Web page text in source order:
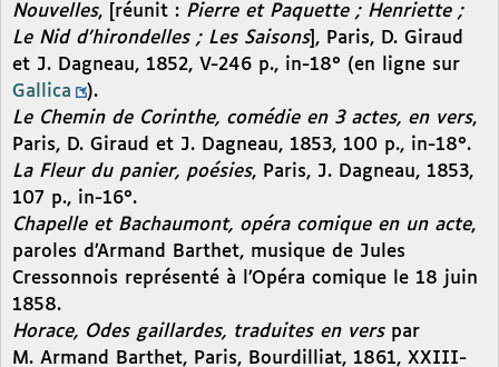
Nouvelles, [réunit : Pierre et Paquette ; Henriette ;
Le Nid d’hirondelles ; Les Saisons], Paris, D. Giraud
et J. Dagneau, 1852, V-246 p., in-18° (en ligne sur
Gallica
).
Le Chemin de Corinthe, comédie en 3 actes, en vers,
Paris, D. Giraud et J. Dagneau, 1853, 100 p., in-18°.
La Fleur du panier, poésies, Paris, J. Dagneau, 1853,
107 p., in-16°.
Chapelle et Bachaumont, opéra comique en un acte,
paroles d’Armand Barthet, musique de Jules
Cressonnois représenté à l’Opéra comique le 18 juin
1858.
Horace, Odes gaillardes, traduites en verspar
M. Armand Barthet, Paris, Bourdilliat, 1861, XXIII-